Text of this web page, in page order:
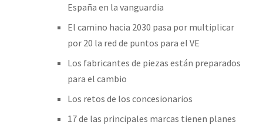
España en la vanguardia
El camino hacia 2030 pasa por multiplicar
por 20 la red de puntos para el VE
Los fabricantes de piezas están preparados
para el cambio
Los retos de los concesionarios
17 de las principales marcas tienen planes